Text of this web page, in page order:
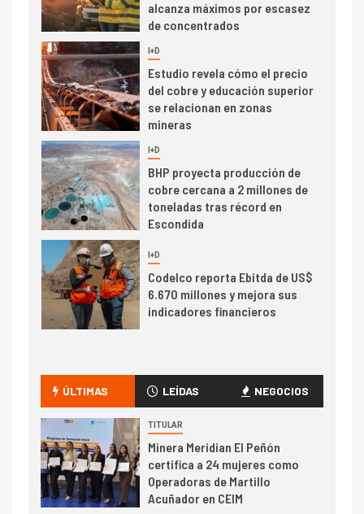
BHP proyecta producción de
cobre cercana a 2 millones de
toneladas tras récord en
Escondida
7 I+D
Codelco reporta Ebitda de US$
6.670 millones y mejora sus
indicadores financieros
1
Codelco Ventanas prueba
camión 100% eléctrico para
de San Antonio
2
I+D
Producción minera en mayo de
3 I+D
PIB minero impacta el
crecimiento regional: Banco
Central reporta resultados
dispares en el primer
trimestre
4 I+D
Informe bimensual de
ÚLTIMAS LEÍDAS NEGOCIOS
TITULAR
Minera Meridian El Peñón
certifica a 24 mujeres como
Operadoras de Martillo
Acuñador en CEIM